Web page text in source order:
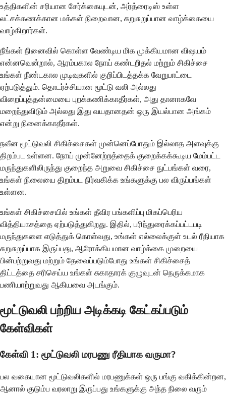
உத்திகளின் சரியான சேர்க்கையுடன், அர்த்ரைடிஸ் உள்ள
லட்சக்கணக்கான மக்கள் நிறைவான, சுறுசுறுப்பான வாழ்க்கையை
வாழ்கிறார்கள்.
நீங்கள் நினைவில் கொள்ள வேண்டிய மிக முக்கியமான விஷயம்
என்னவென்றால், ஆரம்பகால நோய் கண்டறிதல் மற்றும் சிகிச்சை
உங்கள் நீண்டகால முடிவுகளில் குறிப்பிடத்தக்க வேறுபாட்டை
ஏற்படுத்தும். தொடர்ச்சியான மூட்டு வலி அல்லது
விறைப்புத்தன்மையை புறக்கணிக்காதீர்கள், அது தானாகவே
மறைந்துவிடும் அல்லது இது வயதானதன் ஒரு இயல்பான அங்கம்
என்று நினைக்காதீர்கள்.
நவீன மூட்டுவலி சிகிச்சைகள் முன்னெப்போதும் இல்லாத அளவுக்கு
திறம்பட உள்ளன. நோய் முன்னேற்றத்தைக் குறைக்கக்கூடிய மேம்பட்ட
மருந்துகளிலிருந்து குறைந்த அறுவை சிகிச்சை நுட்பங்கள் வரை,
உங்கள் நிலையை திறம்பட நிர்வகிக்க உங்களுக்கு பல விருப்பங்கள்
உள்ளன.
உங்கள் சிகிச்சையில் உங்கள் தீவிர பங்களிப்பு மிகப்பெரிய
வித்தியாசத்தை ஏற்படுத்துகிறது. இதில், பரிந்துரைக்கப்பட்டபடி
மருந்துகளை எடுத்துக் கொள்வது, உங்கள் எல்லைக்குள் உடல் ரீதியாக
சுறுசுறுப்பாக இருப்பது, ஆரோக்கியமான வாழ்க்கை முறையை
பின்பற்றுவது மற்றும் தேவைப்படும்போது உங்கள் சிகிச்சைத்
திட்டத்தை சரிசெய்ய உங்கள் சுகாதாரக் குழுவுடன் நெருக்கமாக
பணியாற்றுவது ஆகியவை அடங்கும்.
மூட்டுவலி பற்றிய அடிக்கடி கேட்கப்படும்
கேள்விகள்
கேள்வி 1: மூட்டுவலி மரபணு ரீதியாக வருமா?
பல வகையான மூட்டுவலிகளில் மரபணுக்கள் ஒரு பங்கு வகிக்கின்றன,
ஆனால் குடும்ப வரலாறு இருப்பது உங்களுக்கு அந்த நிலை வரும்